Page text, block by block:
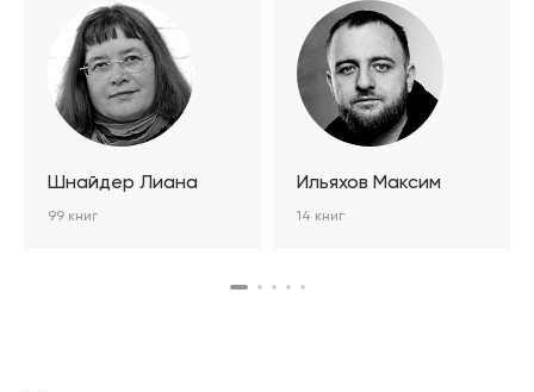
Шнайдер Лиана
99 книг
Ильяхов Максим
14 книг